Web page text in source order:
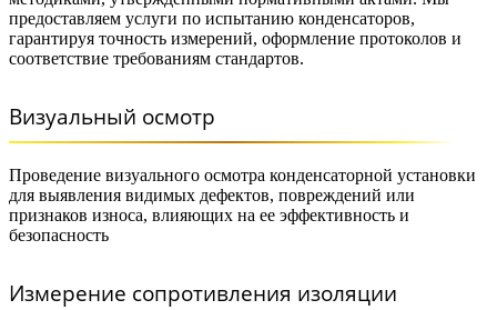
предоставляем услуги по испытанию конденсаторов,
гарантируя точность измерений, оформление протоколов и
соответствие требованиям стандартов.
Визуальный осмотр
Проведение визуального осмотра конденсаторной установки
для выявления видимых дефектов, повреждений или
признаков износа, влияющих на ее эффективность и
безопасность
Измерение сопротивления изоляции